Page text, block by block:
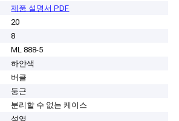
제품 설명서 PDF
20
8
ML 888-5
하얀색
버클
둥근
분리할 수 없는 케이스
석영